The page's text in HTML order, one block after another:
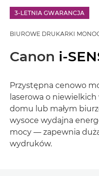
3-LETNIA GWARANCJA
BIUROWE DRUKARKI
Canon i-
Przystępna cenowo
laserowa o
domu lub małym
wysoce wydajna
mocy — zapewnia
wydruków.